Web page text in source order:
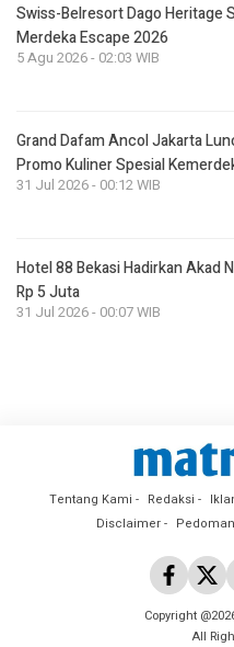
Swiss-Belresort Dago Heritage
Merdeka Escape 2026
5 Agu 2026 - 02:03 WIB
Grand Dafam Ancol Jakarta
Promo Kuliner Spesial
31 Jul 2026 - 00:12 WIB
Hotel 88 Bekasi Hadirkan Akad
Rp 5 Juta
31 Jul 2026 - 00:07 WIB
Tentang Kami Redaksi
Disclaimer
Copyright
All